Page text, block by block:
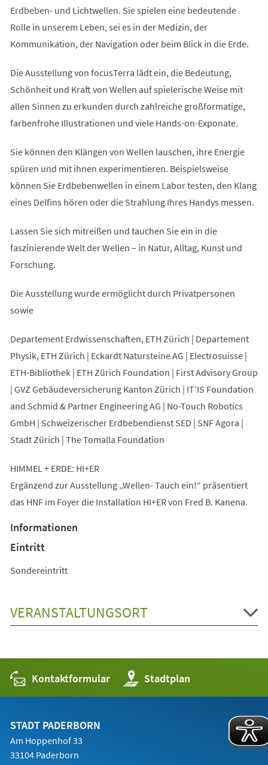
Erdbeben- und Lichtwellen. Sie spielen eine bedeutende
Rolle in unserem Leben, sei es in der Medizin, der
Kommunikation, der Navigation oder beim Blick in die Erde.
Die Ausstellung von focusTerra lädt ein, die Bedeutung,
Schönheit und Kraft von Wellen auf spielerische Weise mit
allen Sinnen zu erkunden durch zahlreiche großformatige,
farbenfrohe Illustrationen und viele Hands-on-Exponate.
Sie können den Klängen von Wellen lauschen, ihre Energie
spüren und mit ihnen experimentieren. Beispielsweise
können Sie Erdbebenwellen in einem Labor testen, den Klang
eines Delfins hören oder die Strahlung Ihres Handys messen.
Lassen Sie sich mitreißen und tauchen Sie ein in die
faszinierende Welt der Wellen – in Natur, Alltag, Kunst und
Forschung.
Die Ausstellung wurde ermöglicht durch Privatpersonen
sowie
Departement Erdwissenschaften, ETH Zürich | Departement
Physik, ETH Zürich | Eckardt Natursteine AG | Electrosuisse |
ETH-Bibliothek | ETH Zürich Foundation | First Advisory Group
| GVZ Gebäudeversicherung Kanton Zürich | IT’IS Foundation
and Schmid & Partner Engineering AG | No-Touch Robotics
GmbH | Schweizerischer Erdbebendienst SED | SNF Agora |
Stadt Zürich | The Tomalla Foundation
HIMMEL + ERDE: HI+ER
Ergänzend zur Ausstellung „Wellen- Tauch ein!“ präsentiert
das HNF im Foyer die Installation HI+ER von Fred B. Kanena.
Informationen
Eintritt
Sondereintritt
VERANSTALTUNGSORT
Kontaktformular Stadtplan
(Öffnet
in
einem
STADT PADERBORN
Am Hoppenhof 33
33104 Paderborn